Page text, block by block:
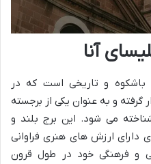
آنا
باشکوه و تاریخی است که در
و به عنوان یکی از برجسته
می شود. این برج بلند و
ارزش های هنری فراوانی
و فرهنگی خود در طول قرون